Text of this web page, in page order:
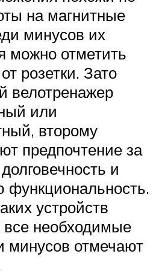
на магнитные
минусов их
можно отметить
розетки. Зато
велотренажер
или
второму
предпочтение за
и
устройств
необходимые
минусов отмечают